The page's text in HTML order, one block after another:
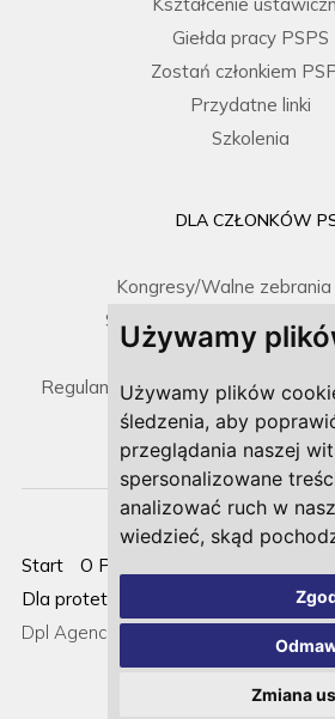
Używamy
Używamy plików
śledzenia, aby
przeglądania naszej
spersonalizowane
analizować ruch w
wiedzieć, skąd
Zmiana
Giełda pracy PSPS
Zostań członkiem
Przydatne linki
Szkolenia
DLA CZŁONKÓW
Kongresy/Walne zebrania
Spotkania Zarządu /
Prawo i dokumenty
Regulamin umieszczenia gabinetu
Start O PSPS
Dla protetyków
Kontakt
Dpl Agency -